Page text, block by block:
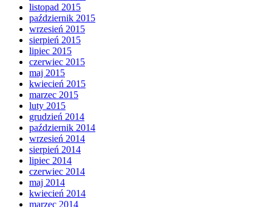
listopad 2015
październik 2015
wrzesień 2015
sierpień 2015
lipiec 2015
czerwiec 2015
maj 2015
kwiecień 2015
marzec 2015
luty 2015
grudzień 2014
październik 2014
wrzesień 2014
sierpień 2014
lipiec 2014
czerwiec 2014
maj 2014
kwiecień 2014
marzec 2014